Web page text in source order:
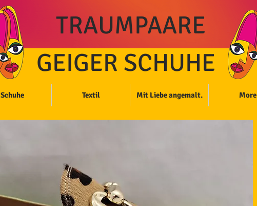
TRAUMPAARE
GEIGER SCHUHE
Schuhe Textil Mit Liebe angemalt. More